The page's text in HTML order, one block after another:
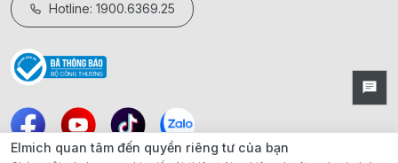
Hotline: 1900.6369.25
Elmich quan tâm đến quyền riêng tư của bạn